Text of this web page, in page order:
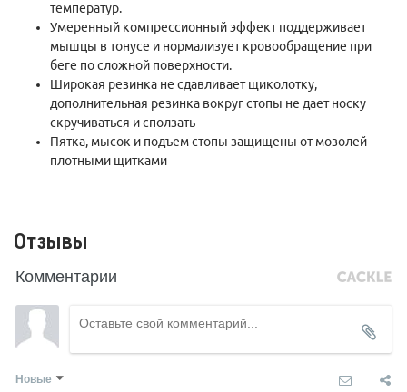
температур.
Умеренный компрессионный эффект поддерживает
мышцы в тонусе и нормализует кровообращение при
беге по сложной поверхности.
Широкая резинка не сдавливает щиколотку,
дополнительная резинка вокруг стопы не дает носку
скручиваться и сползать
Пятка, мысок и подъем стопы защищены от мозолей
плотными щитками
Отзывы
Комментарии
Новые